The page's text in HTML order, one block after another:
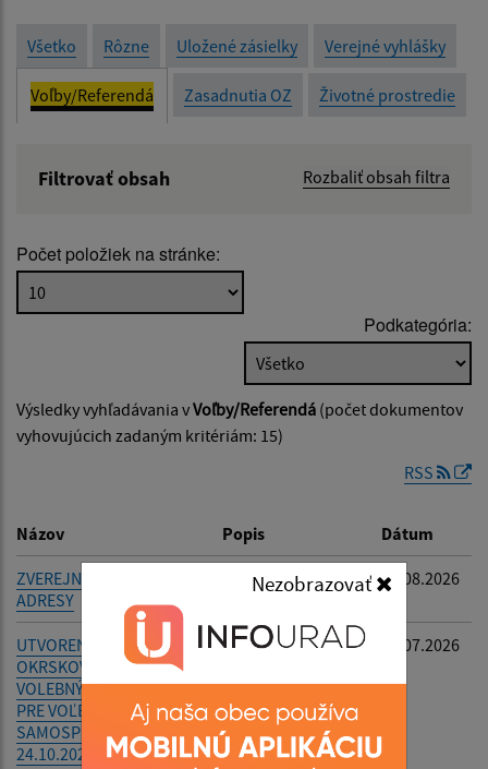
Nezobrazovať
Všetko Rôzne Uložené zásielky Verejné vyhlášky
Voľby/Referendá Zasadnutia OZ Životné prostredie
Filtrovať obsah Rozbaliť obsah filtra
Popis:
Dátum zverejnenia do:
Počet položiek na stránke:
Podkategória:
Výsledky vyhľadávania vVoľby/Referendá (počet dokumentov
vyhovujúcich zadaným kritériám: 15)
RSS
Názov Popis Dátum
ZVEREJNENIE EMAILOVEJ
ADRESY
05.08.2026
UTVORENIE VOLEBNÝCH
OKRSKOV A URČENIE
VOLEBNÝCH MIESTNOSTÍ
PRE VOĽBY DO ORGÁNOV
SAMOSPRÁVY OBCÍ DŇA
24.10.2026
- 27.07.2026